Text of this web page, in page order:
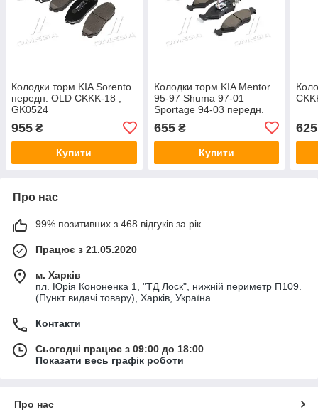
Колодки торм KIA Sorento
передн. OLD CKKK-18 ;
GK0524
955 ₴
Купити
Колодки торм KIA Mentor
95-97 Shuma 97-01
Sportage 94-03 передн.
OLD CKKK-22 (пр.о CTR)
GK0528
655₴
Купити
625
Про нас
99% позитивних з 468 відгуків за рік
Працює з 21.05.2020
м. Харків
пл. Юрія Кононенка 1, "ТД Лоск", нижній периметр П109.
(Пункт видачі товару), Харків, Україна
Контакти
Сьогодні працює з 09:00 до 18:00
Показати весь графік роботи
Про нас